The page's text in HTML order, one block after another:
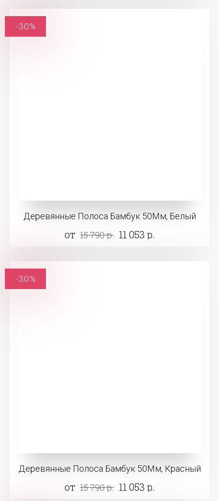
Деревянные Полоса Бамбук 50Мм, Белый
от 15 790 р. 11 053 р.
-30%
Деревянные Полоса Бамбук 50Мм, Красный
от 15 790 р. 11 053 р.
-30%